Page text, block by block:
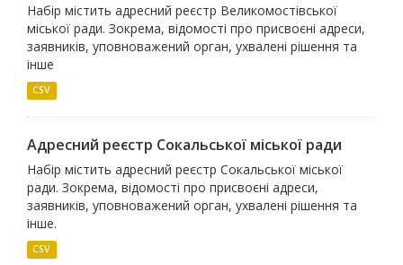
Набір містить адресний реєстр Великомостівської
міської ради. Зокрема, відомості про присвоєні адреси,
заявників, уповноважений орган, ухвалені рішення та
інше
CSV
Адресний реєстр Сокальської міської ради
Набір містить адресний реєстр Сокальської міської
ради. Зокрема, відомості про присвоєні адреси,
заявників, уповноважений орган, ухвалені рішення та
інше.
CSV